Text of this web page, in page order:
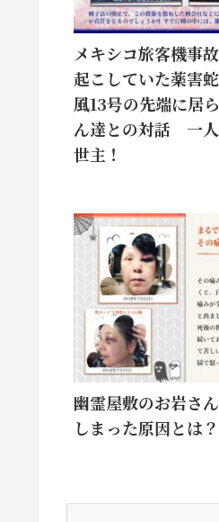
メキシコ旅客機事
起こしていた薬害
風13号の先端に居
ん達との対話 一
世主！
幽霊屋敷のお岩さ
しまった原因とは？